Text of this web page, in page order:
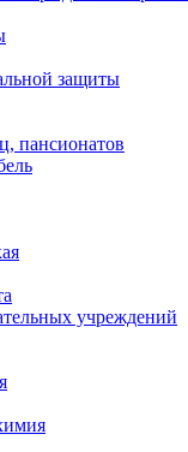
защиты
пансионатов
учреждений